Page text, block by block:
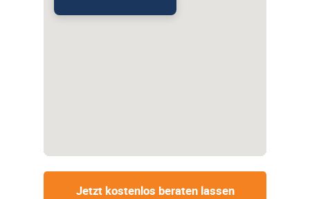
Jetzt kostenlos beraten lassen